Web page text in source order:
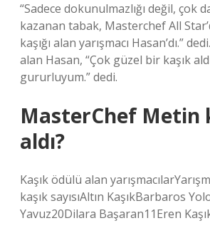
“Sadece dokunulmazlığı değil, çok
kazanan tabak, Masterchef All
kaşığı alan yarışmacı Hasan’dı.”
alan Hasan, “Çok güzel bir kaşık
gururluyum.” dedi.
MasterChef Metin
aldı?
Kaşık ödülü alan
kaşık sayısıAltın KaşıkBarbaros
Yavuz20Dilara Başaran11Eren